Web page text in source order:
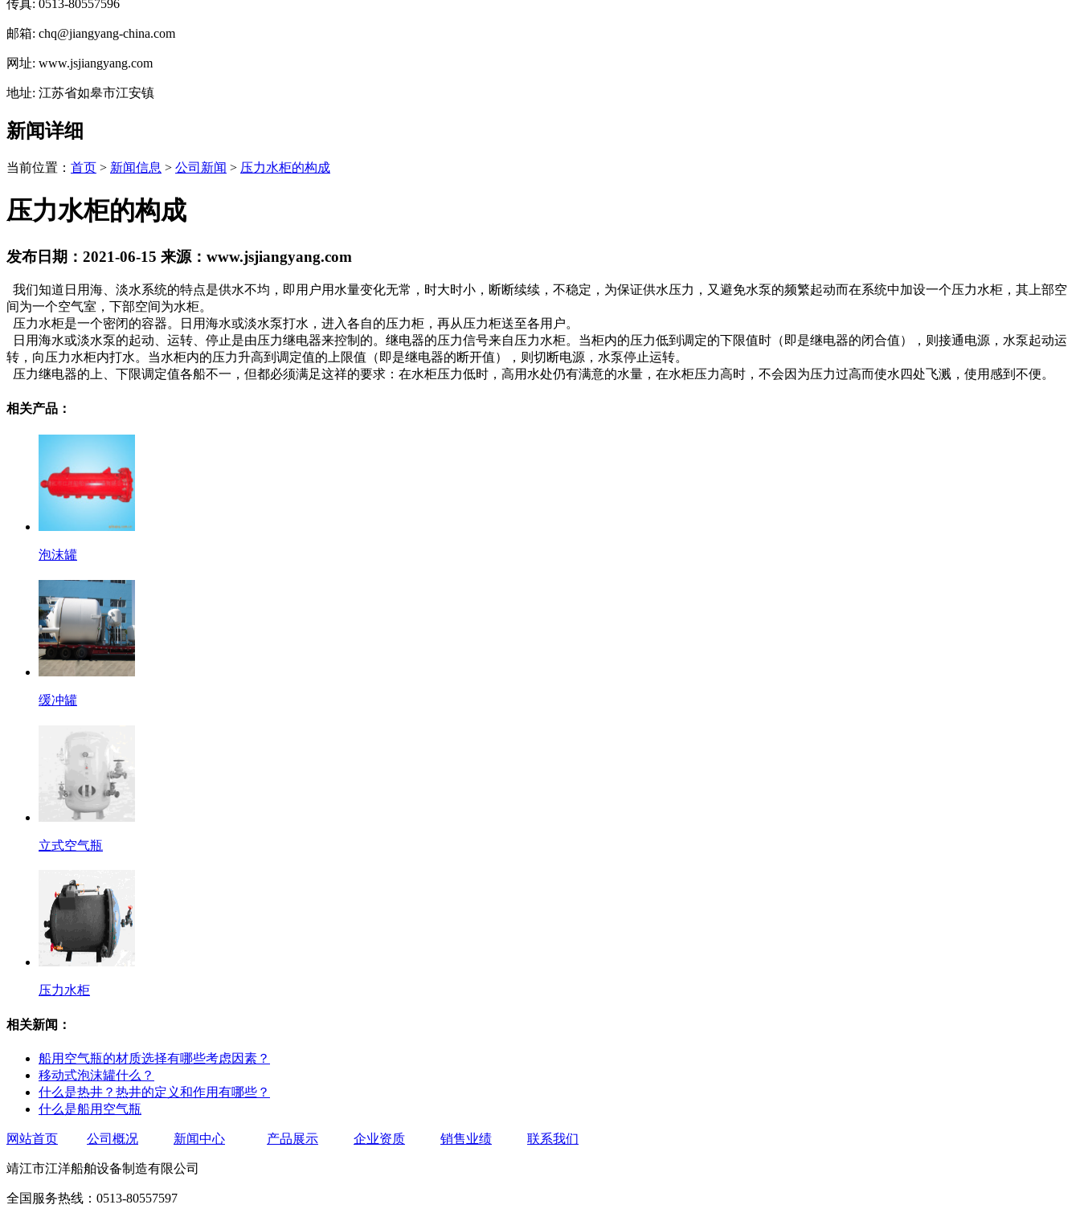
传真: 0513-80557596
邮箱: chq@jiangyang-china.com
网址: www.jsjiangyang.com
地址: 江苏省如皋市江安镇
新闻详细
当前位置： 首页 > 新闻信息 > 公司新闻 > 压力水柜的构成
压力水柜的构成
发布日期： 2021-06-15 来源： www.jsjiangyang.com
我们知道日用海、淡水系统的特点是供水不均，即用户用水量变化无常，时大时小，断断续续，不稳定，为保证供水压力，又避免水泵的频繁起动而在系统中加设一个压力水柜，其上部空
间为一个空气室，下部空间为水柜。
压力水柜是一个密闭的容器。日用海水或淡水泵打水，进入各自的压力柜，再从压力柜送至各用户。
日用海水或淡水泵的起动、运转、停止是由压力继电器来控制的。继电器的压力信号来自压力水柜。当柜内的压力低到调定的下限值时（即是继电器的闭合值），则接通电源，水泵起动运
转，向压力水柜内打水。当水柜内的压力升高到调定值的上限值（即是继电器的断开值），则切断电源，水泵停止运转。
压力继电器的上、下限调定值各船不一，但都必须满足这祥的要求：在水柜压力低时，高用水处仍有满意的水量，在水柜压力高时，不会因为压力过高而使水四处飞溅，使用感到不便。
相关产品：
泡沫罐
缓冲罐
立式空气瓶
压力水柜
相关新闻：
船用空气瓶的材质选择有哪些考虑因素？
移动式泡沫罐什么？
什么是热井？热井的定义和作用有哪些？
什么是船用空气瓶
网站首页 公司概况 新闻中心 产品展示 企业资质 销售业绩 联系我们
靖江市江洋船舶设备制造有限公司
全国服务热线：0513-80557597